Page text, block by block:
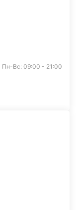
Пн-Вс: 09:00 - 21:00